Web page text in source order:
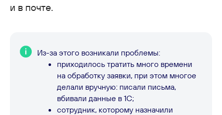
и в почте.
Из-за этого возникали проблемы:
приходилось тратить много времени
на обработку заявки, при этом многое
делали вручную: писали письма,
вбивали данные в 1С;
сотрудник, которому назначили